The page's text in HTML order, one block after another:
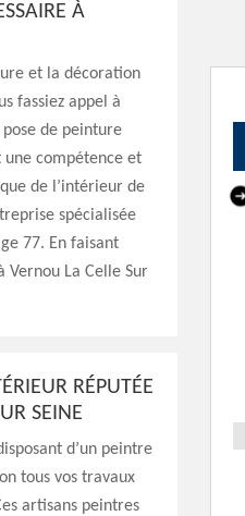
À
et la décoration
fassiez appel à
de peinture
compétence et
de l’intérieur de
spécialisée
77. En faisant
Vernou La Celle Sur
RÉPUTÉE
SEINE
d’un peintre
tous vos travaux
artisans peintres